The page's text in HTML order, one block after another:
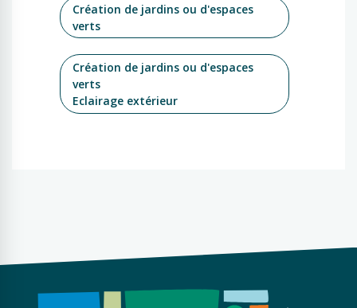
Création de jardins ou d'espaces
verts
Création de jardins ou d'espaces
verts
Eclairage extérieur